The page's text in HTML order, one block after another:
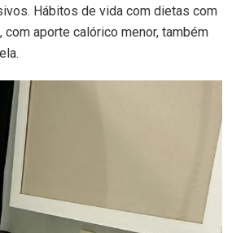
Hábitos de vida com dietas com
aporte calórico menor, também